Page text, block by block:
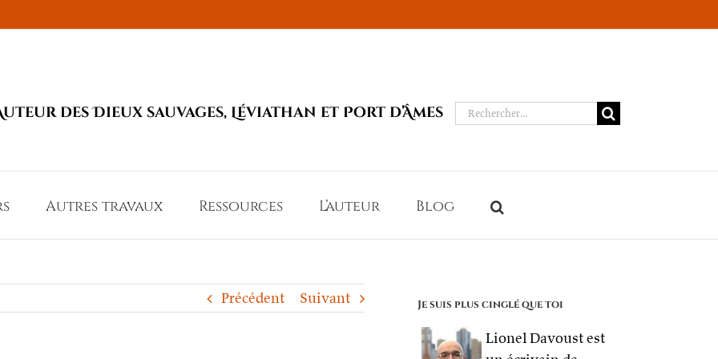
des Dieux sauvages, Léviathan et Port d’Âmes Rechercher:
Autres travaux Ressources L’auteur Blog
Précédent Suivant Je suis plus cinglé que toi
Lionel Davoust est